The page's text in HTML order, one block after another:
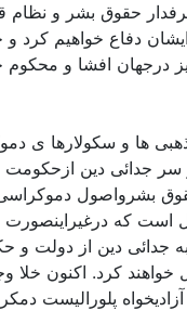
حقوق بشر و نظام
دفاع خواهیم کرد و
درجهان افشا و محکوم
ها و سکولارها ی
سر جدائی دین ازحکومت
بشرواصول
است که
جدائی دین از دولت و
خواهند کرد. اکنون خلا
پلورالیست